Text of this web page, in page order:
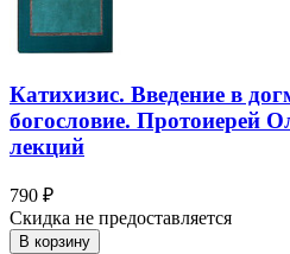
Катихизис. Введение в
богословие. Протоиерей
лекций
790 ₽
Скидка не предоставляется
В корзину